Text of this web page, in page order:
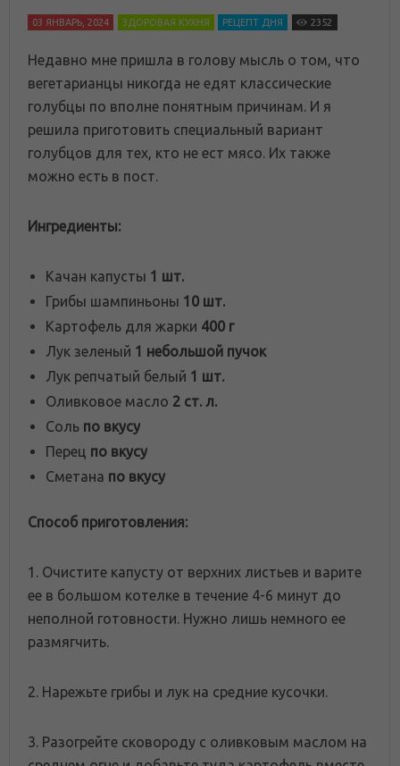
03 ЯНВАРЬ, 2024 ЗДОРОВАЯ КУХНЯ РЕЦЕПТ ДНЯ 2352
Недавно мне пришла в голову мысль о том, что
вегетарианцы никогда не едят классические
голубцы по вполне понятным причинам. И я
решила приготовить специальный вариант
голубцов для тех, кто не ест мясо. Их также
можно есть в пост.
Ингредиенты:
Качан капусты 1 шт.
Грибы шампиньоны 10 шт.
Картофель для жарки 400 г
Лук зеленый 1 небольшой пучок
Лук репчатый белый 1 шт.
Оливковое масло 2 ст. л.
Соль по вкусу
Перец по вкусу
Сметана по вкусу
Способ приготовления:
1. Очистите капусту от верхних листьев и варите
ее в большом котелке в течение 4-6 минут до
неполной готовности. Нужно лишь немного ее
размягчить.
2. Нарежьте грибы и лук на средние кусочки.
3. Разогрейте сковороду с оливковым маслом на